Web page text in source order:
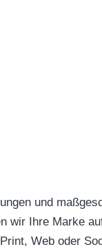
und
wir Ihre Marke
Web oder